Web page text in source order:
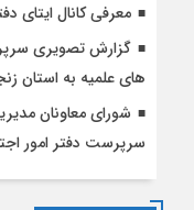
معرفی کانال ایتای
گزارش تصویری
های علمیه به استان
شورای معاونان
سرپرست دفتر امور